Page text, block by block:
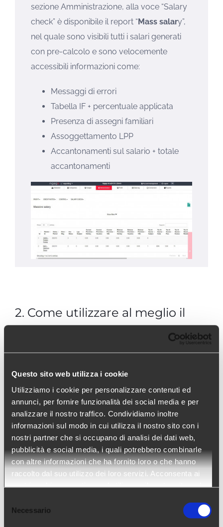
Questo sito web utilizza i cookie
Utilizziamo i cookie per personalizzare contenuti ed
annunci, per fornire funzionalità dei social media e per
analizzare il nostro traffico. Condividiamo inoltre
informazioni sul modo in cui utilizza il nostro sito con i
nostri partner che si occupano di analisi dei dati web,
pubblicità e social media, i quali potrebbero combinarle
con altre informazioni che ha fornito loro o che hanno
raccolto dal suo utilizzo dei loro servizi. Acconsenta ai
nostri cookie se continua ad utilizzare il nostro sito web.
delNecessario
sezione Amministrazione, alla voce “Salary
check” è disponibile il report “ Mass salary”,
nel quale sono visibili tutti i salari generati
con pre-calcolo e sono velocemente
accessibili informazioni come:
Messaggi di errori
Tabella IF + percentuale applicata
Presenza di assegni familiari
Assoggettamento LPP
Accantonamenti sul salario + totale
accantonamenti
2. Come utilizzare al meglio il
alla maschera di “Anteprima dei salari” , di modo da
poter avere una overview generale del processo
salariale. Il report è scaricabile in csv.